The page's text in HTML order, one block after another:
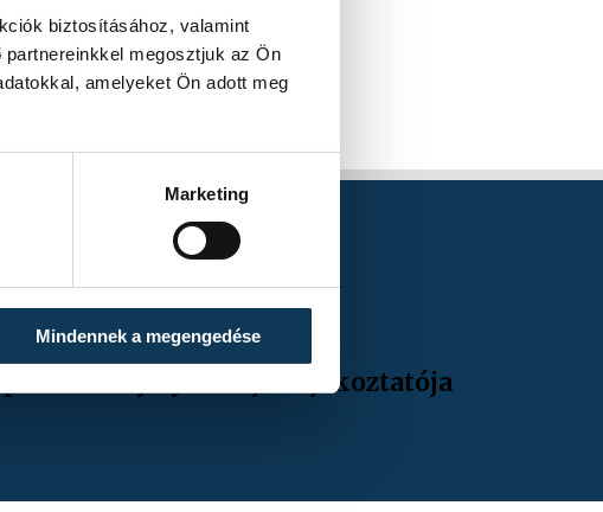
biztosításához, valamint
megosztjuk az Ön
amelyeket Ön adott meg
Marketing
Mindennek a megengedése
idénynyitó sajtótájékoztatója